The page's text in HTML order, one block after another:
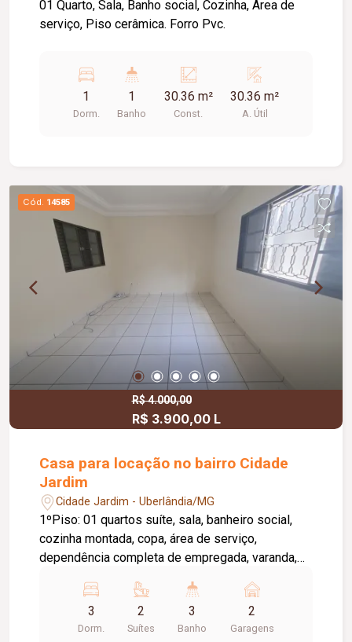
01 Quarto, Sala, Banho social, Cozinha, Área de
serviço, Piso cerâmica. Forro Pvc.
1
Dorm.
1
Banho
30.36 m²
Const.
30.36 m²
A. Útil
Cód. 14585
R$ 4.000,00
R$ 3.900,00 L
Casa para locação no bairro Cidade
Jardim
Cidade Jardim - Uberlândia/MG
1ºPiso: 01 quartos suíte, sala, banheiro social,
cozinha montada, copa, área de serviço,
dependência completa de empregada, varanda,
02 vagas de garagem, portão eletrônico,
interfone, cerca elétrica, alarme. 2ºPiso: 02
quartos, sendo 01 suíte 01 com armário, lavabo,
3
Dorm.
2
Suítes
3
Banho
2
Garagens